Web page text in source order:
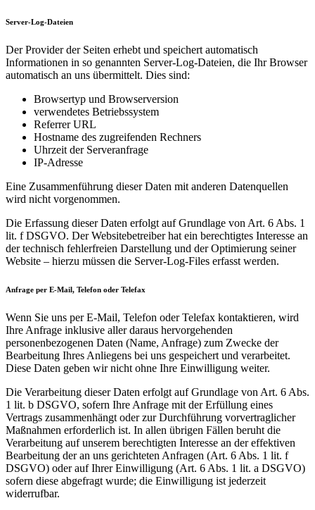
Server-Log-Dateien
Der Provider der Seiten erhebt und speichert automatisch
Informationen in so genannten Server-Log-Dateien, die Ihr Browser
automatisch an uns übermittelt. Dies sind:
Browsertyp und Browserversion
verwendetes Betriebssystem
Referrer URL
Hostname des zugreifenden Rechners
Uhrzeit der Serveranfrage
IP-Adresse
Eine Zusammenführung dieser Daten mit anderen Datenquellen
wird nicht vorgenommen.
Die Erfassung dieser Daten erfolgt auf Grundlage von Art. 6 Abs. 1
lit. f DSGVO. Der Websitebetreiber hat ein berechtigtes Interesse an
der technisch fehlerfreien Darstellung und der Optimierung seiner
Website – hierzu müssen die Server-Log-Files erfasst werden.
Anfrage per E-Mail, Telefon oder Telefax
Wenn Sie uns per E-Mail, Telefon oder Telefax kontaktieren, wird
Ihre Anfrage inklusive aller daraus hervorgehenden
personenbezogenen Daten (Name, Anfrage) zum Zwecke der
Bearbeitung Ihres Anliegens bei uns gespeichert und verarbeitet.
Diese Daten geben wir nicht ohne Ihre Einwilligung weiter.
Die Verarbeitung dieser Daten erfolgt auf Grundlage von Art. 6 Abs.
1 lit. b DSGVO, sofern Ihre Anfrage mit der Erfüllung eines
Vertrags zusammenhängt oder zur Durchführung vorvertraglicher
Maßnahmen erforderlich ist. In allen übrigen Fällen beruht die
Verarbeitung auf unserem berechtigten Interesse an der effektiven
Bearbeitung der an uns gerichteten Anfragen (Art. 6 Abs. 1 lit. f
DSGVO) oder auf Ihrer Einwilligung (Art. 6 Abs. 1 lit. a DSGVO)
sofern diese abgefragt wurde; die Einwilligung ist jederzeit
widerrufbar.